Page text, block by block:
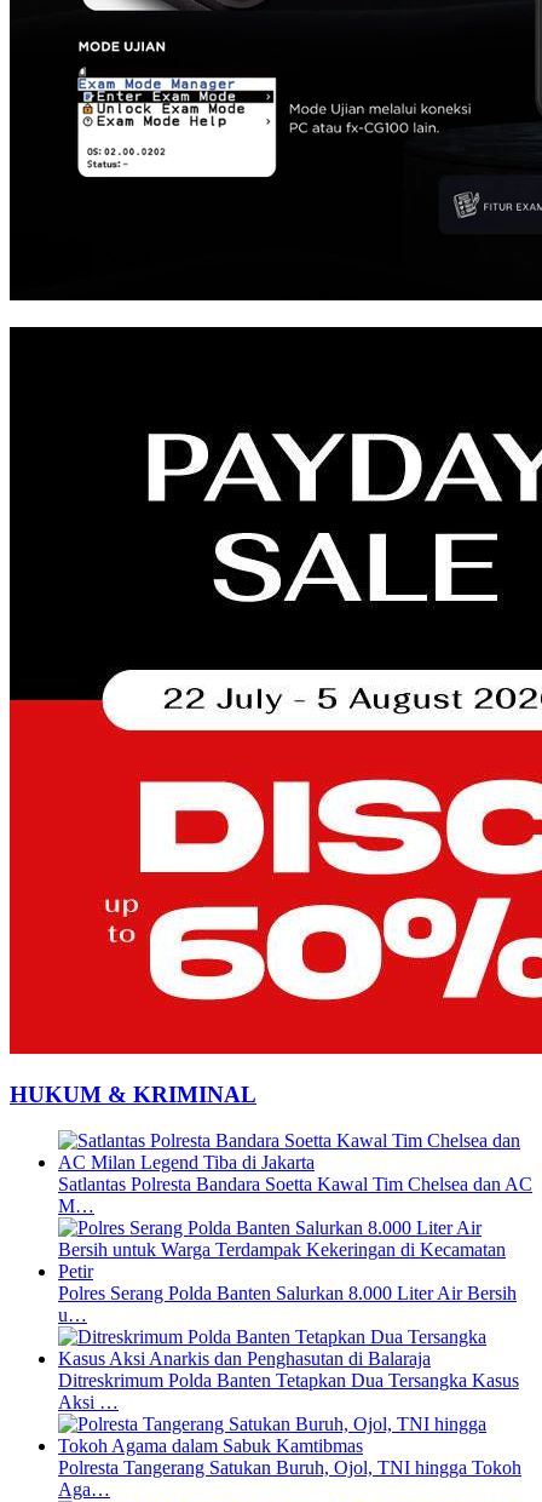
HUKUM & KRIMINAL
Satlantas Polresta Bandara Soetta Kawal Tim Chelsea dan AC
M…
Polres Serang Polda Banten Salurkan 8.000 Liter Air Bersih
u…
Ditreskrimum Polda Banten Tetapkan Dua Tersangka Kasus
Aksi …
Polresta Tangerang Satukan Buruh, Ojol, TNI hingga Tokoh
Aga…